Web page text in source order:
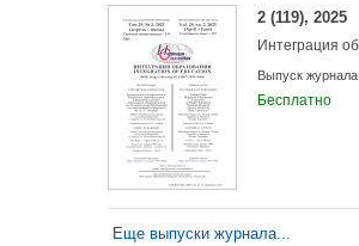
2 (119), 2025
Интеграция
Выпуск журнала
Бесплатно
Еще выпуски журнала...